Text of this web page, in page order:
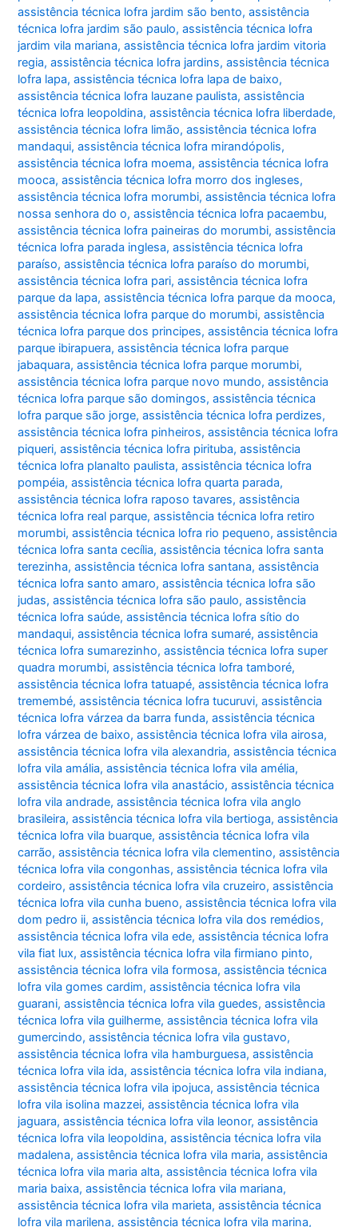
assistência técnica lofra jardim são bento,assistência
técnica lofra jardim são paulo,assistência técnica lofra
jardim vila mariana,assistência técnica lofra jardim vitoria
regia,assistência técnica lofra jardins,assistência técnica
lofra lapa,assistência técnica lofra lapa de baixo,
assistência técnica lofra lauzane paulista,assistência
técnica lofra leopoldina,assistência técnica lofra liberdade,
assistência técnica lofra limão,assistência técnica lofra
mandaqui,assistência técnica lofra mirandópolis,
assistência técnica lofra moema,assistência técnica lofra
mooca,assistência técnica lofra morro dos ingleses,
assistência técnica lofra morumbi,assistência técnica lofra
nossa senhora do o,assistência técnica lofra pacaembu,
assistência técnica lofra paineiras do morumbi,assistência
técnica lofra parada inglesa,assistência técnica lofra
paraíso,assistência técnica lofra paraíso do morumbi,
assistência técnica lofra pari,assistência técnica lofra
parque da lapa,assistência técnica lofra parque da mooca,
assistência técnica lofra parque do morumbi,assistência
técnica lofra parque dos principes,assistência técnica lofra
parque ibirapuera,assistência técnica lofra parque
jabaquara,assistência técnica lofra parque morumbi,
assistência técnica lofra parque novo mundo,assistência
técnica lofra parque são domingos,assistência técnica
lofra parque são jorge,assistência técnica lofra perdizes,
assistência técnica lofra pinheiros,assistência técnica lofra
piqueri,assistência técnica lofra pirituba,assistência
técnica lofra planalto paulista,assistência técnica lofra
pompéia,assistência técnica lofra quarta parada,
assistência técnica lofra raposo tavares,assistência
técnica lofra real parque,assistência técnica lofra retiro
morumbi,assistência técnica lofra rio pequeno,assistência
técnica lofra santa cecília,assistência técnica lofra santa
terezinha,assistência técnica lofra santana,assistência
técnica lofra santo amaro,assistência técnica lofra são
judas,assistência técnica lofra são paulo,assistência
técnica lofra saúde,assistência técnica lofra sítio do
mandaqui,assistência técnica lofra sumaré,assistência
técnica lofra sumarezinho,assistência técnica lofra super
quadra morumbi,assistência técnica lofra tamboré,
assistência técnica lofra tatuapé,assistência técnica lofra
tremembé,assistência técnica lofra tucuruvi,assistência
técnica lofra várzea da barra funda,assistência técnica
lofra várzea de baixo,assistência técnica lofra vila airosa,
assistência técnica lofra vila alexandria,assistência técnica
lofra vila amália,assistência técnica lofra vila amélia,
assistência técnica lofra vila anastácio,assistência técnica
lofra vila andrade,assistência técnica lofra vila anglo
brasileira,assistência técnica lofra vila bertioga,assistência
técnica lofra vila buarque,assistência técnica lofra vila
carrão,assistência técnica lofra vila clementino,assistência
técnica lofra vila congonhas,assistência técnica lofra vila
cordeiro,assistência técnica lofra vila cruzeiro,assistência
técnica lofra vila cunha bueno,assistência técnica lofra vila
dom pedro ii,assistência técnica lofra vila dos remédios,
assistência técnica lofra vila ede,assistência técnica lofra
vila fiat lux,assistência técnica lofra vila firmiano pinto,
assistência técnica lofra vila formosa,assistência técnica
lofra vila gomes cardim,assistência técnica lofra vila
guarani,assistência técnica lofra vila guedes,assistência
técnica lofra vila guilherme,assistência técnica lofra vila
gumercindo,assistência técnica lofra vila gustavo,
assistência técnica lofra vila hamburguesa,assistência
técnica lofra vila ida,assistência técnica lofra vila indiana,
assistência técnica lofra vila ipojuca,assistência técnica
lofra vila isolina mazzei,assistência técnica lofra vila
jaguara,assistência técnica lofra vila leonor,assistência
técnica lofra vila leopoldina,assistência técnica lofra vila
madalena,assistência técnica lofra vila maria,assistência
técnica lofra vila maria alta,assistência técnica lofra vila
maria baixa,assistência técnica lofra vila mariana,
assistência técnica lofra vila marieta,assistência técnica
lofra vila marilena,assistência técnica lofra vila marina,